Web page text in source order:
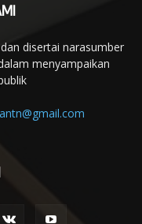
disertai narasumber
menyampaikan